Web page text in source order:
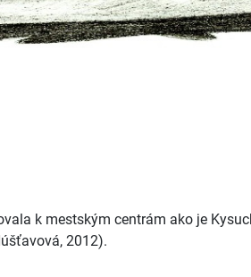
k mestským centrám ako je
2012).